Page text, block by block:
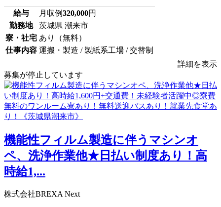
給与 月収例320,000円
勤務地
茨城県 潮来市
寮・社宅 あり（無料）
仕事内容 運搬・製造 / 製紙系工場 / 交替制
詳細を表示
募集が停止しています
機能性フィルム製造に伴うマシンオ
ペ、洗浄作業他★日払い制度あり！高
時給1,...
株式会社BREXA Next